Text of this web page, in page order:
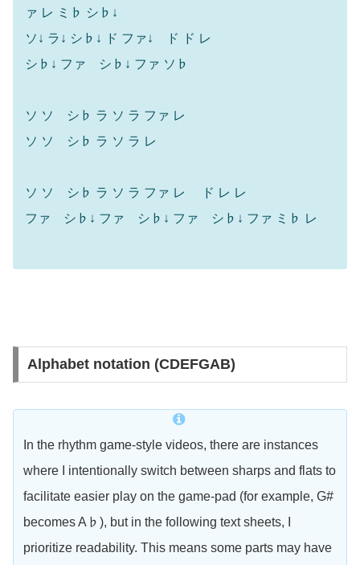
ァ レ ミ♭ シ♭↓
ソ↓ ラ↓ シ♭↓ ド ファ↓ ド ド レ
シ♭↓ ファ シ♭↓ ファ ソ♭
ソ ソ シ♭ ラ ソ ラ ファ レ
ソ ソ シ♭ ラ ソ ラ レ
ソ ソ シ♭ ラ ソ ラ ファ レ ド レ レ
ファ シ♭↓ ファ シ♭↓ ファ シ♭↓ ファ ミ♭ レ
Alphabet notation (CDEFGAB)
In the rhythm game-style videos, there are instances
where I intentionally switch between sharps and flats to
facilitate easier play on the game-pad (for example, G#
becomes A♭), but in the following text sheets, I
prioritize readability. This means some parts may have